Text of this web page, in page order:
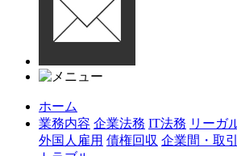
ホーム
業務内容 企業法務 IT法務 リーガ
外国人雇用 債権回収 企業間・取